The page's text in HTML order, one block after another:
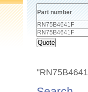
Part number
RN75B4641F
RN75B4641F